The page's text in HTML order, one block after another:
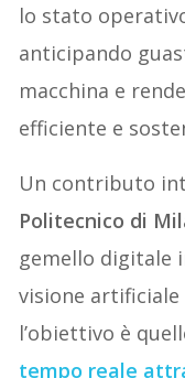
lo stato
anticipando
macchina e
efficiente e
Un contributo
Politecnico di
gemello digitale
visione artificiale
l’obiettivo è
tempo reale